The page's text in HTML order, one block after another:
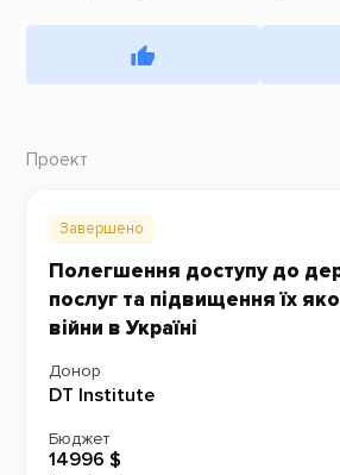
Проект
Завершено
Полегшення доступу до
послуг та підвищення їх
війни в Україні
Донор
DT Institute
Бюджет
14996 $